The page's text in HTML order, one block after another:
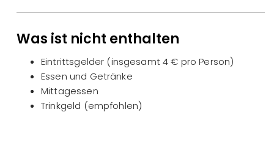
Was ist nicht enthalten
Eintrittsgelder (insgesamt 4 € pro Person)
Essen und Getränke
Mittagessen
Trinkgeld (empfohlen)